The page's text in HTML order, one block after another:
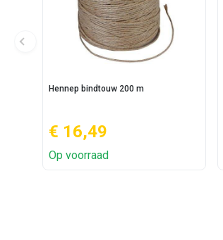
Hennep bindtouw 200 m
€ 16,49
Op voorraad